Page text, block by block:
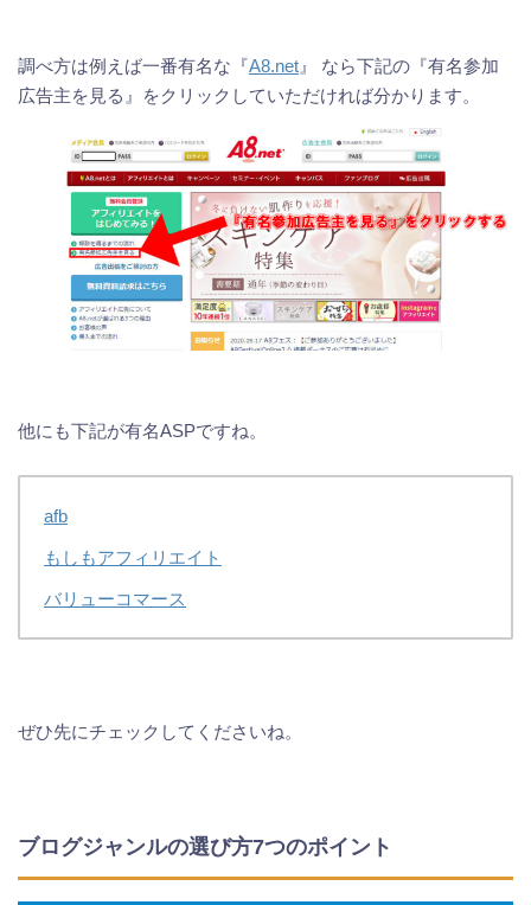
調べ方は例えば一番有名な『A8.net 』 なら下記の『有名参加
広告主を見る』をクリックしていただければ分かります。
他にも下記が有名ASPですね。
afb
もしもアフィリエイト
バリューコマース
ぜひ先にチェックしてくださいね。
ブログジャンルの選び方7つのポイント